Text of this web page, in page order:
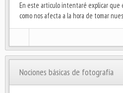
En este articulo intentaré explicar que
como nos afecta a la hora de tomar
Nociones básicas de fotografía